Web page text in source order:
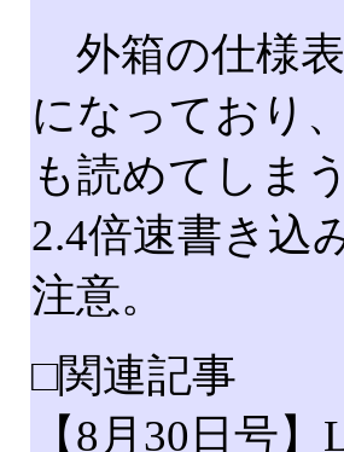
外箱の仕様表
になっており
も読めてしま
2.4倍速書き込
注意。
□関連記事
【8月30日号